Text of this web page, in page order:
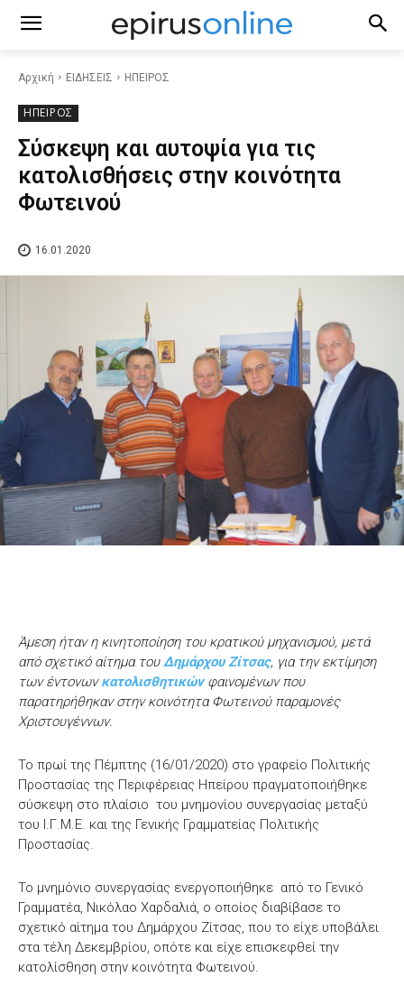
Αρχική ΕΙΔΗΣΕΙΣ ΗΠΕΙΡΟΣ
ΗΠΕΙΡΟΣ
Σύσκεψη και αυτοψία για τις
κατολισθήσεις στην κοινότητα
Φωτεινού
16.01.2020
Άμεση ήταν η κινητοποίηση του κρατικού μηχανισμού, μετά
από σχετικό αίτημα τουΔημάρχου Ζίτσας, για την εκτίμηση
των έντονωνκατολισθητικώνφαινομένων που
παρατηρήθηκαν στην κοινότητα Φωτεινού παραμονές
Χριστουγέννων.
Το πρωί της Πέμπτης (16/01/2020) στο γραφείο Πολιτικής
Προστασίας της Περιφέρειας Ηπείρου πραγματοποιήθηκε
σύσκεψη στο πλαίσιο του μνημονίου συνεργασίας μεταξύ
του Ι.Γ.Μ.Ε. και της Γενικής Γραμματείας Πολιτικής
Προστασίας.
Το μνημόνιο συνεργασίας ενεργοποιήθηκε από το Γενικό
Γραμματέα, Νικόλαο Χαρδαλιά, ο οποίος διαβίβασε το
σχετικό αίτημα του Δημάρχου Ζίτσας, που το είχε υποβάλει
στα τέλη Δεκεμβρίου, οπότε και είχε επισκεφθεί την
κατολίσθηση στην κοινότητα Φωτεινού.